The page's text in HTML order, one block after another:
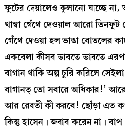
ফুটের দেয়ালেও কুলানো যাচ্ছে না,
খাম্বা গেঁথে দেওয়াল আরো তিনফুট
গেঁথে দেওয়া হল ভাঙা বোতলের
একবেলা কীসব ভাবতে ভাবতে
বাগান থাকি অল্প চুরি করিলে
বাগানত্‌ তো সবারে অধিকার!’
আর রেবতী কী করবে! ছোঁড়া এত
কিন্তু হাসেন। জবাব করেন না।